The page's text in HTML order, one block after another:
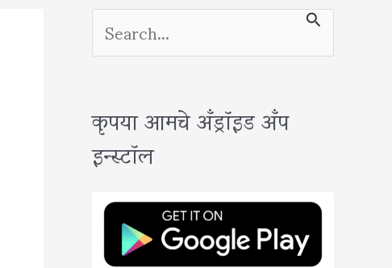
S
e
r
c
कृपया आमचे अँड्रॉइड अँप
इन्स्टॉल